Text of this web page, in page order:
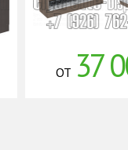
ОТ 37